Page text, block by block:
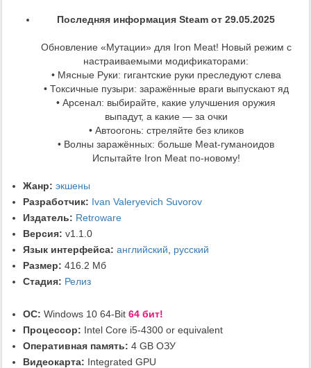
Последняя информация Steam от 29.05.2025
Обновление «Мутации» для Iron Meat! Новый режим с
настраиваемыми модификаторами:
• Мясные Руки: гигантские руки преследуют слева
• Токсичные пузыри: заражённые враги выпускают яд
• Арсенал: выбирайте, какие улучшения оружия
выпадут, а какие — за очки
• Автоогонь: стреляйте без кликов
• Волны заражённых: больше Meat-гуманоидов
Испытайте Iron Meat по-новому!
Жанр: экшены
Разработчик: Ivan Valeryevich Suvorov
Издатель: Retroware
Версия: v1.1.0
Язык интерфейса: английский
русский
Размер: 416.2 Мб
Стадия: Релиз
ОС: Windows 10 64-Bit 64 бит!
Процессор: Intel Core i5-4300 or equivalent
Оперативная память: 4 GB ОЗУ
Видеокарта: Integrated GPU